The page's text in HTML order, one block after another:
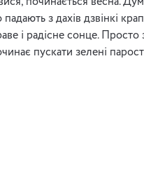
з дахів дзвінкі
і радісне сонце.
пускати зелені